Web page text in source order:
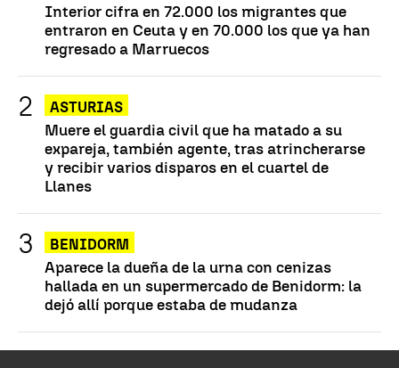
Interior cifra en 72.000 los migrantes que
entraron en Ceuta y en 70.000 los que ya han
regresado a Marruecos
ASTURIAS
Muere el guardia civil que ha matado a su
expareja, también agente, tras atrincherarse
y recibir varios disparos en el cuartel de
Llanes
BENIDORM
Aparece la dueña de la urna con cenizas
hallada en un supermercado de Benidorm: la
dejó allí porque estaba de mudanza